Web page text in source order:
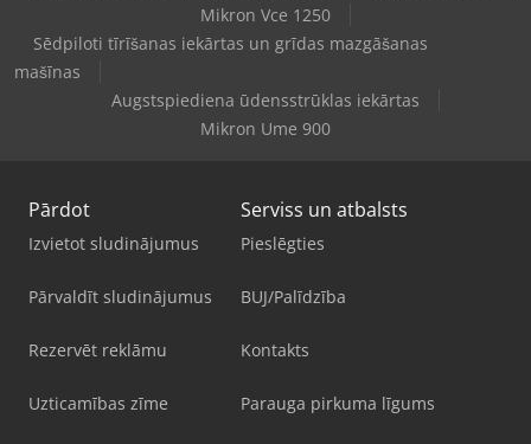
Mikron Vce 1250
Sēdpiloti tīrīšanas iekārtas un grīdas mazgāšanas
mašīnas
Augstspiediena ūdensstrūklas iekārtas
Mikron Ume 900
Pārdot
Izvietot sludinājumus
Pārvaldīt sludinājumus
Rezervēt reklāmu
Uzticamības zīme
Serviss un atbalsts
Pieslēgties
BUJ/Palīdzība
Kontakts
Parauga pirkuma līgums